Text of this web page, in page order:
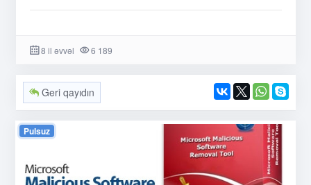
8 il əvvəl 6 189
Geri qayıdın
Pulsuz